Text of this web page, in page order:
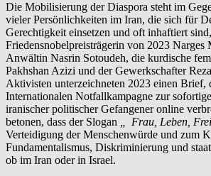
Die Mobilisierung der Diaspora steht im
vieler Persönlichkeiten im Iran, die sich für
Gerechtigkeit einsetzen und oft inhaftiert
Friedensnobelpreisträgerin von 2023 Narges
Anwältin Nasrin Sotoudeh, die kurdische
Pakhshan Azizi und der Gewerkschafter
Aktivisten unterzeichneten 2023 einen Brief,
Internationalen Notfallkampagne zur
iranischer politischer Gefangener online
betonen, dass der Slogan
Frau, Leben,
Verteidigung der Menschenwürde und zum
Fundamentalismus, Diskriminierung und
ob im Iran oder in Israel.